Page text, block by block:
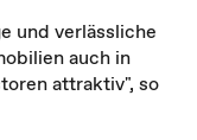
und verlässliche
auch in
attraktiv", so